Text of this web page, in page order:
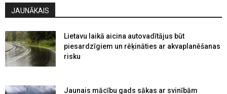
JAUNĀKAIS
Lietavu laikā aicina autovadītājus būt
piesardzīgiem un rēķināties ar akvaplanēšanas
risku
Jaunais mācību gads sākas ar svinībām